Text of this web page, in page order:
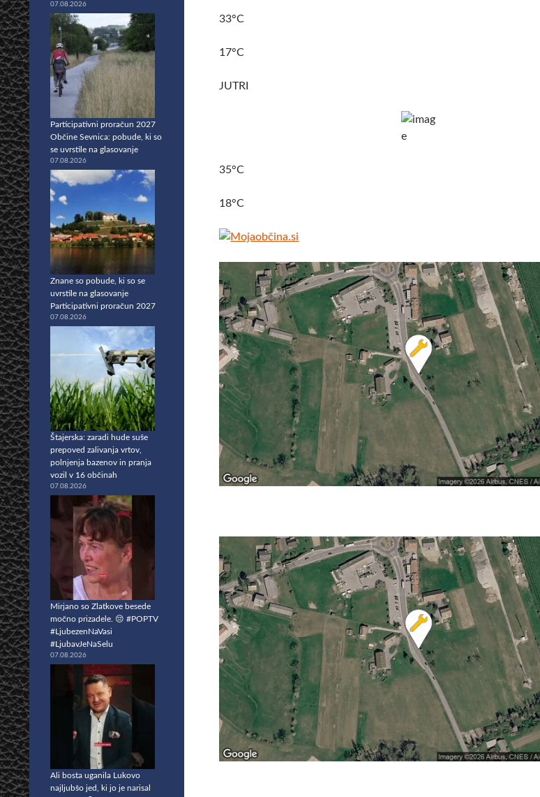
33°C
17°C
JUTRI
35°C
18°C
07.08.2026
Participativni proračun 2027
Občine Sevnica: pobude, ki so
se uvrstile na glasovanje
07.08.2026
Znane so pobude, ki so se
uvrstile na glasovanje
Participativni proračun 2027
07.08.2026
Štajerska: zaradi hude suše
prepoved zalivanja vrtov,
polnjenja bazenov in pranja
vozil v 16 občinah
07.08.2026
Mirjano so Zlatkove besede
močno prizadele. 😔 #POPTV
#LjubezenNaVasi
#LjubavJeNaSelu
07.08.2026
Ali bosta uganila Lukovo
najljubšo jed, ki jo je narisal